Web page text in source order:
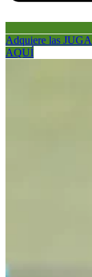
Adquiere las
AQUÍ